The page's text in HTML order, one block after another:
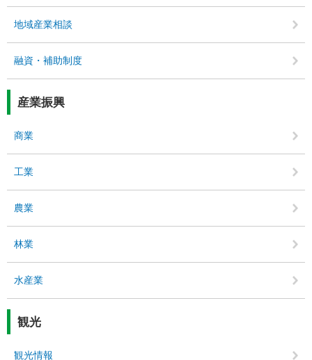
地域産業相談
融資・補助制度
産業振興
商業
工業
農業
林業
水産業
観光
観光情報